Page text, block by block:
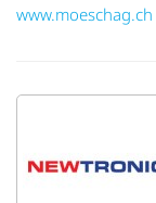
www.moeschag.ch